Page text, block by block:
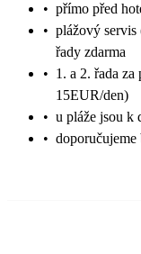
• přímo před
• plážový
řady zdarma
• 1. a 2. řada za
15EUR/den)
• u pláže jsou k
•